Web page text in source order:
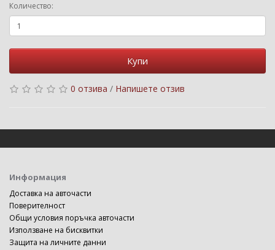
Количество:
Купи
0 отзива / Напишете отзив
Информация
Доставка на авточасти
Поверителност
Общи условия поръчка авточасти
Използване на бисквитки
Защита на личните данни